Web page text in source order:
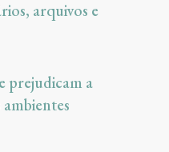
arquivos e
prejudicam a